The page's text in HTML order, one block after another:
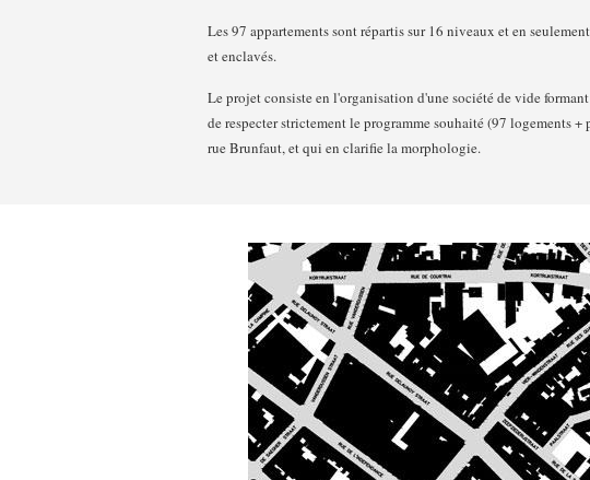
Les 97 appartements sont répartis sur 16 niveaux et en
et enclavés.
Le projet consiste en l'organisation d'une société de vide
de respecter strictement le programme souhaité (97 logements
rue Brunfaut, et qui en clarifie la morphologie.